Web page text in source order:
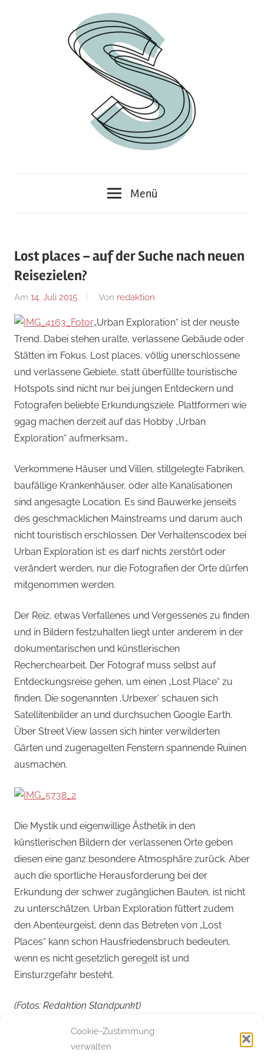
Cookie-Zustimmung
verwalten
Menü
Lost places – auf der Suche nach neuen
Reisezielen?
Am 14. Juli 2015 Von redaktion
„Urban Exploration“ ist der neuste
Trend. Dabei stehen uralte, verlassene Gebäude oder
Stätten im Fokus. Lost places, völlig unerschlossene
und verlassene Gebiete, statt überfüllte touristische
Hotspots sind nicht nur bei jungen Entdeckern und
Fotografen beliebte Erkundungsziele. Plattformen wie
9gag machen derzeit auf das Hobby „Urban
Exploration“ aufmerksam…
Verkommene Häuser und Villen, stillgelegte Fabriken,
baufällige Krankenhäuser, oder alte Kanalisationen
sind angesagte Location. Es sind Bauwerke jenseits
des geschmacklichen Mainstreams und darum auch
nicht touristisch erschlossen. Der Verhaltenscodex bei
Urban Exploration ist: es darf nichts zerstört oder
verändert werden, nur die Fotografien der Orte dürfen
mitgenommen werden.
Der Reiz, etwas Verfallenes und Vergessenes zu finden
und in Bildern festzuhalten liegt unter anderem in der
dokumentarischen und künstlerischen
Recherchearbeit. Der Fotograf muss selbst auf
Entdeckungsreise gehen, um einen „Lost Place“ zu
finden. Die sogenannten ‚Urbexer‘ schauen sich
Satellitenbilder an und durchsuchen Google Earth.
Über Street View lassen sich hinter verwilderten
Gärten und zugenagelten Fenstern spannende Ruinen
ausmachen.
Die Mystik und eigenwillige Ästhetik in den
künstlerischen Bildern der verlassenen Orte geben
diesen eine ganz besondere Atmosphäre zurück. Aber
auch die sportliche Herausforderung bei der
Erkundung der schwer zugänglichen Bauten, ist nicht
zu unterschätzen. Urban Exploration füttert zudem
den Abenteurgeist, denn das Betreten von „Lost
Places“ kann schon Hausfriedensbruch bedeuten,
wenn es nicht gesetzlich geregelt ist und
Einsturzgefahr besteht.
(Fotos: Redaktion Standpunkt)
Beitragsnavigation
Vorheriger Beitrag
Europa einstimmig – ein
Nächster Beitrag